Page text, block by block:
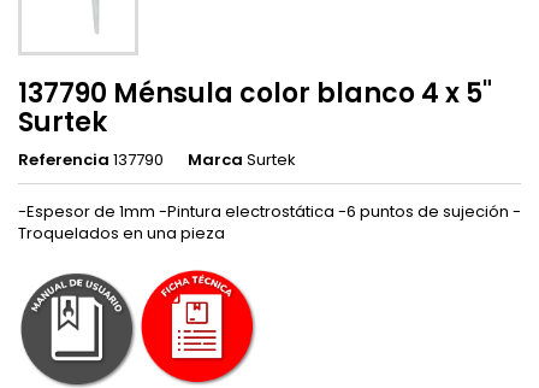
137790 Ménsula color blanco 4 x 5"
Surtek
Referencia 137790 Marca Surtek
-Espesor de 1mm -Pintura electrostática -6 puntos de sujeción -
Troquelados en una pieza